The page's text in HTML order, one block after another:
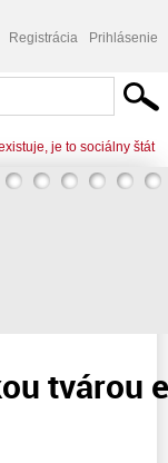
Registrácia Prihlásenie
je to sociálny štát
tvárou